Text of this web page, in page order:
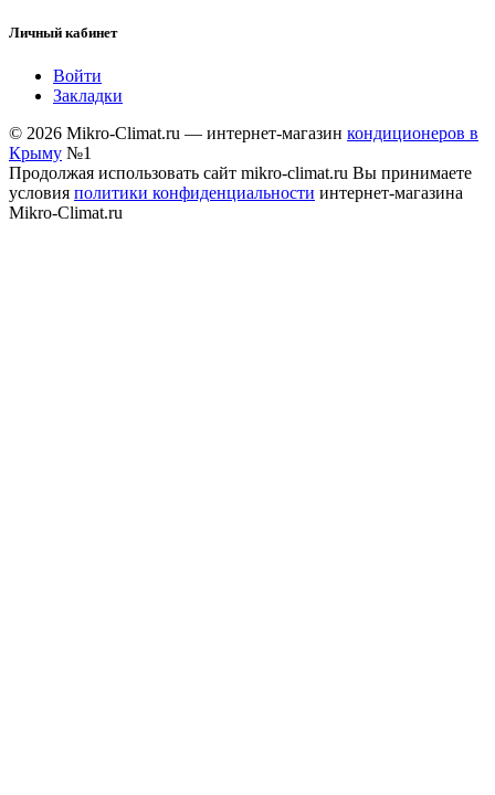
Личный кабинет
Войти
Закладки
© 2026 Mikro-Climat.ru — интернет-магазин кондиционеров в
Крыму №1
Продолжая использовать сайт mikro-climat.ru Вы принимаете
условия политики конфиденциальности интернет-магазина
Mikro-Climat.ru